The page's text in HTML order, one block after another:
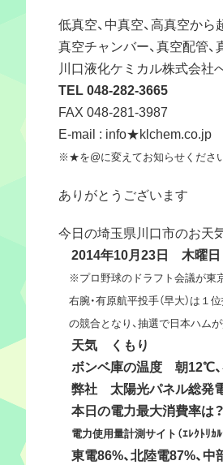
低真空、中真空、高真空か
真空チャンバー、真空配管
川口液化ケミカル株式会社
TEL 048-282-3665
FAX 048-281-3987
E-mail : info★klchem.co.jp
※★を@に変えてお知らせくださ
ありがとうございます
今日の埼玉県川口市のお天
2014年10月23日 木曜日
※プロ野球のドラフト会議が東
右腕・有原航平投手（早大）は１
の競合となり、抽選で日本ハム
天気 くもり
ボンベ庫の温度 朝12℃
弊社 太陽光パネル総発
本日の電力最大消費率は？
電力使用量計測サイト（ｴﾚｸﾄﾘｶﾙ
東電86%、北陸電87%、中